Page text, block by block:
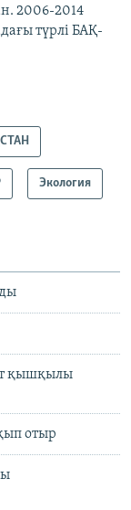
2006-2014
түрлі БАҚ-
Экология
қышқылы
отыр